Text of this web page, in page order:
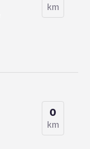
km
0
km